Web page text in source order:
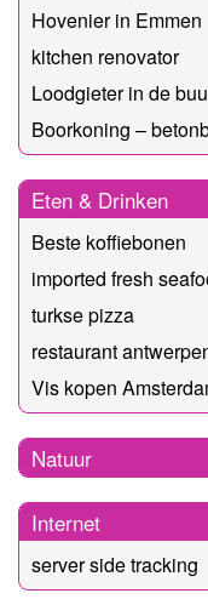
Hovenier in Emmen
kitchen renovator
Loodgieter in de
Boorkoning –
Eten & Drinken
Beste koffiebonen
imported fresh
turkse pizza
restaurant
Vis kopen
Natuur
Internet
server side tracking